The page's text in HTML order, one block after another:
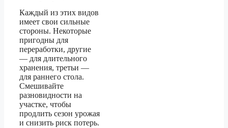
Каждый из этих видов
имеет свои сильные
стороны. Некоторые
пригодны для
переработки, другие
— для длительного
хранения, третьи —
для раннего стола.
Смешивайте
разновидности на
участке, чтобы
продлить сезон урожая
и снизить риск потерь.